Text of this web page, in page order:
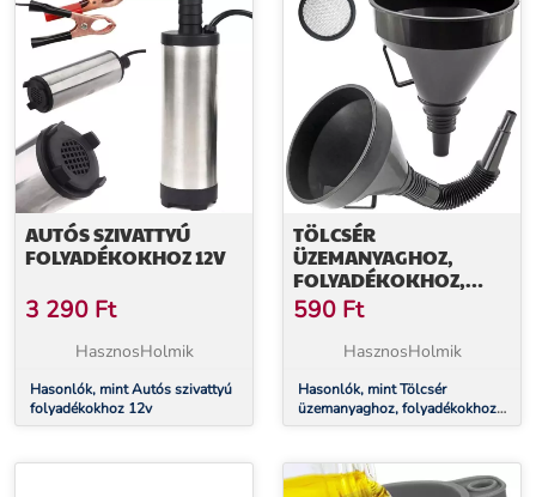
AUTÓS SZIVATTYÚ
FOLYADÉKOKHOZ 12V
3 290 Ft
HasznosHolmik
Hasonlók, mint Autós szivattyú
folyadékokhoz 12v
TÖLCSÉR
ÜZEMANYAGHOZ,
FOLYADÉKOKHOZ,
OLAJHOZ, XL,
SZŰRŐVEL
590 Ft
HasznosHolmik
Hasonlók, mint Tölcsér
üzemanyaghoz, folyadékokhoz,
olajhoz, XL, szűrővel